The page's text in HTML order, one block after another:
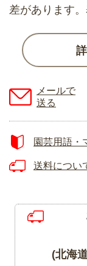
差があります
メールで
送る
園芸用語・
送料につい
(北海